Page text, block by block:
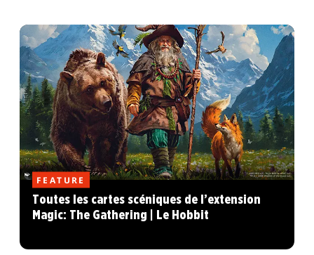
FEATURE
Toutes les cartes scéniques de l’extension
Magic: The Gathering | Le Hobbit